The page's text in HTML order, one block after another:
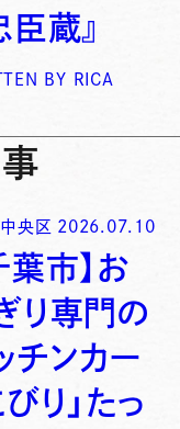
臣蔵』
BY RICA
央区 2026.07.10
葉市】お
り専門の
チンカー
びり」たっ